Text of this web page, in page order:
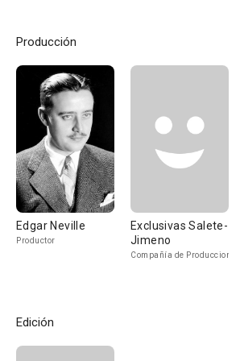
Producción
Edgar Neville
Productor
Exclusivas Salete-
Jimeno
Compañía de Produccion
Edición